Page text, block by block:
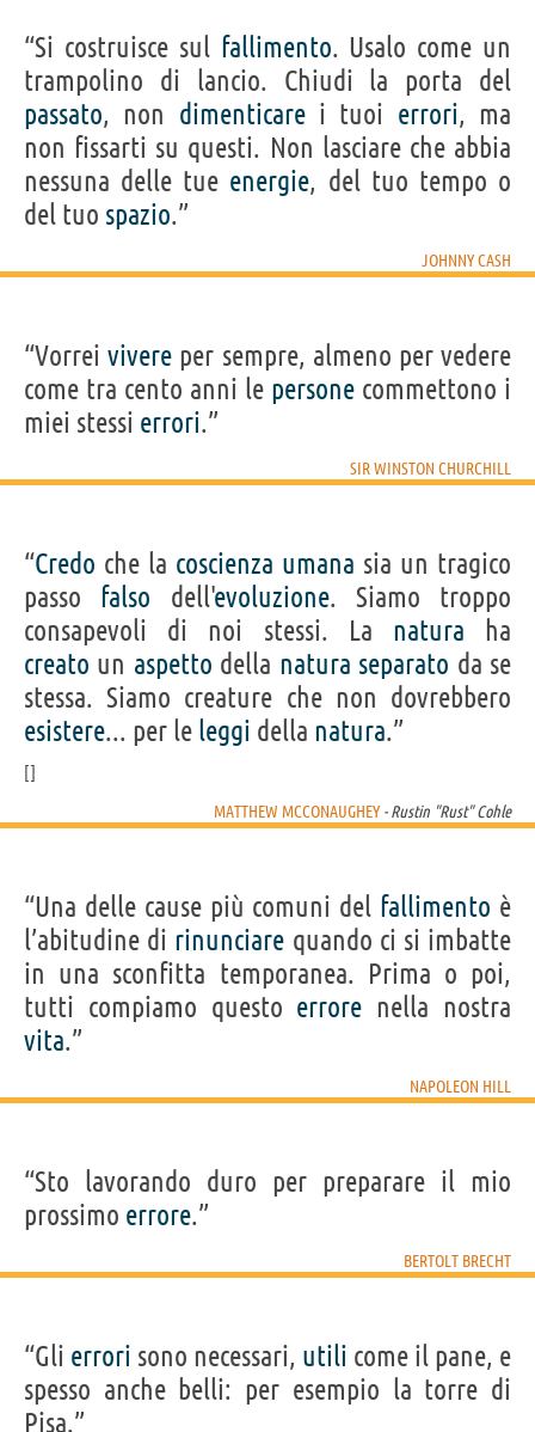
“Si costruisce sul fallimento. Usalo come un
trampolino di lancio. Chiudi la porta del
passato, non dimenticarei tuoi errori, ma
non fissarti su questi. Non lasciare che abbia
nessuna delle tue energie, del tuo tempo o
del tuo spazio.”
JOHNNY CASH
“Vorreivivere per sempre, almeno per vedere
come tra cento anni le persone commettono i
miei stessi errori.”
SIR WINSTON CHURCHILL
“Credo che la coscienza umana sia un tragico
passo falso dell'evoluzione. Siamo troppo
consapevoli di noi stessi. La natura ha
creato un aspetto della natura separato da se
stessa. Siamo creature che non dovrebbero
esistere... per le leggi della natura.”
MATTHEW MCCONAUGHEY - Rustin "Rust" Cohle
“Una delle cause più comuni del fallimento è
l’abitudine di rinunciare quando ci si imbatte
in una sconfitta temporanea. Prima o poi,
tutti compiamo questo errore nella nostra
vita.”
NAPOLEON HILL
“Sto lavorando duro per preparare il mio
prossimo errore.”
BERTOLT BRECHT
“Gli errori sono necessari, utili come il pane, e
spesso anche belli: per esempio la torre di
Pisa.”